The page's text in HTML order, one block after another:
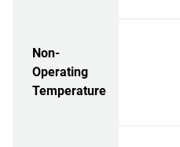
Non-
Operating
Temperature